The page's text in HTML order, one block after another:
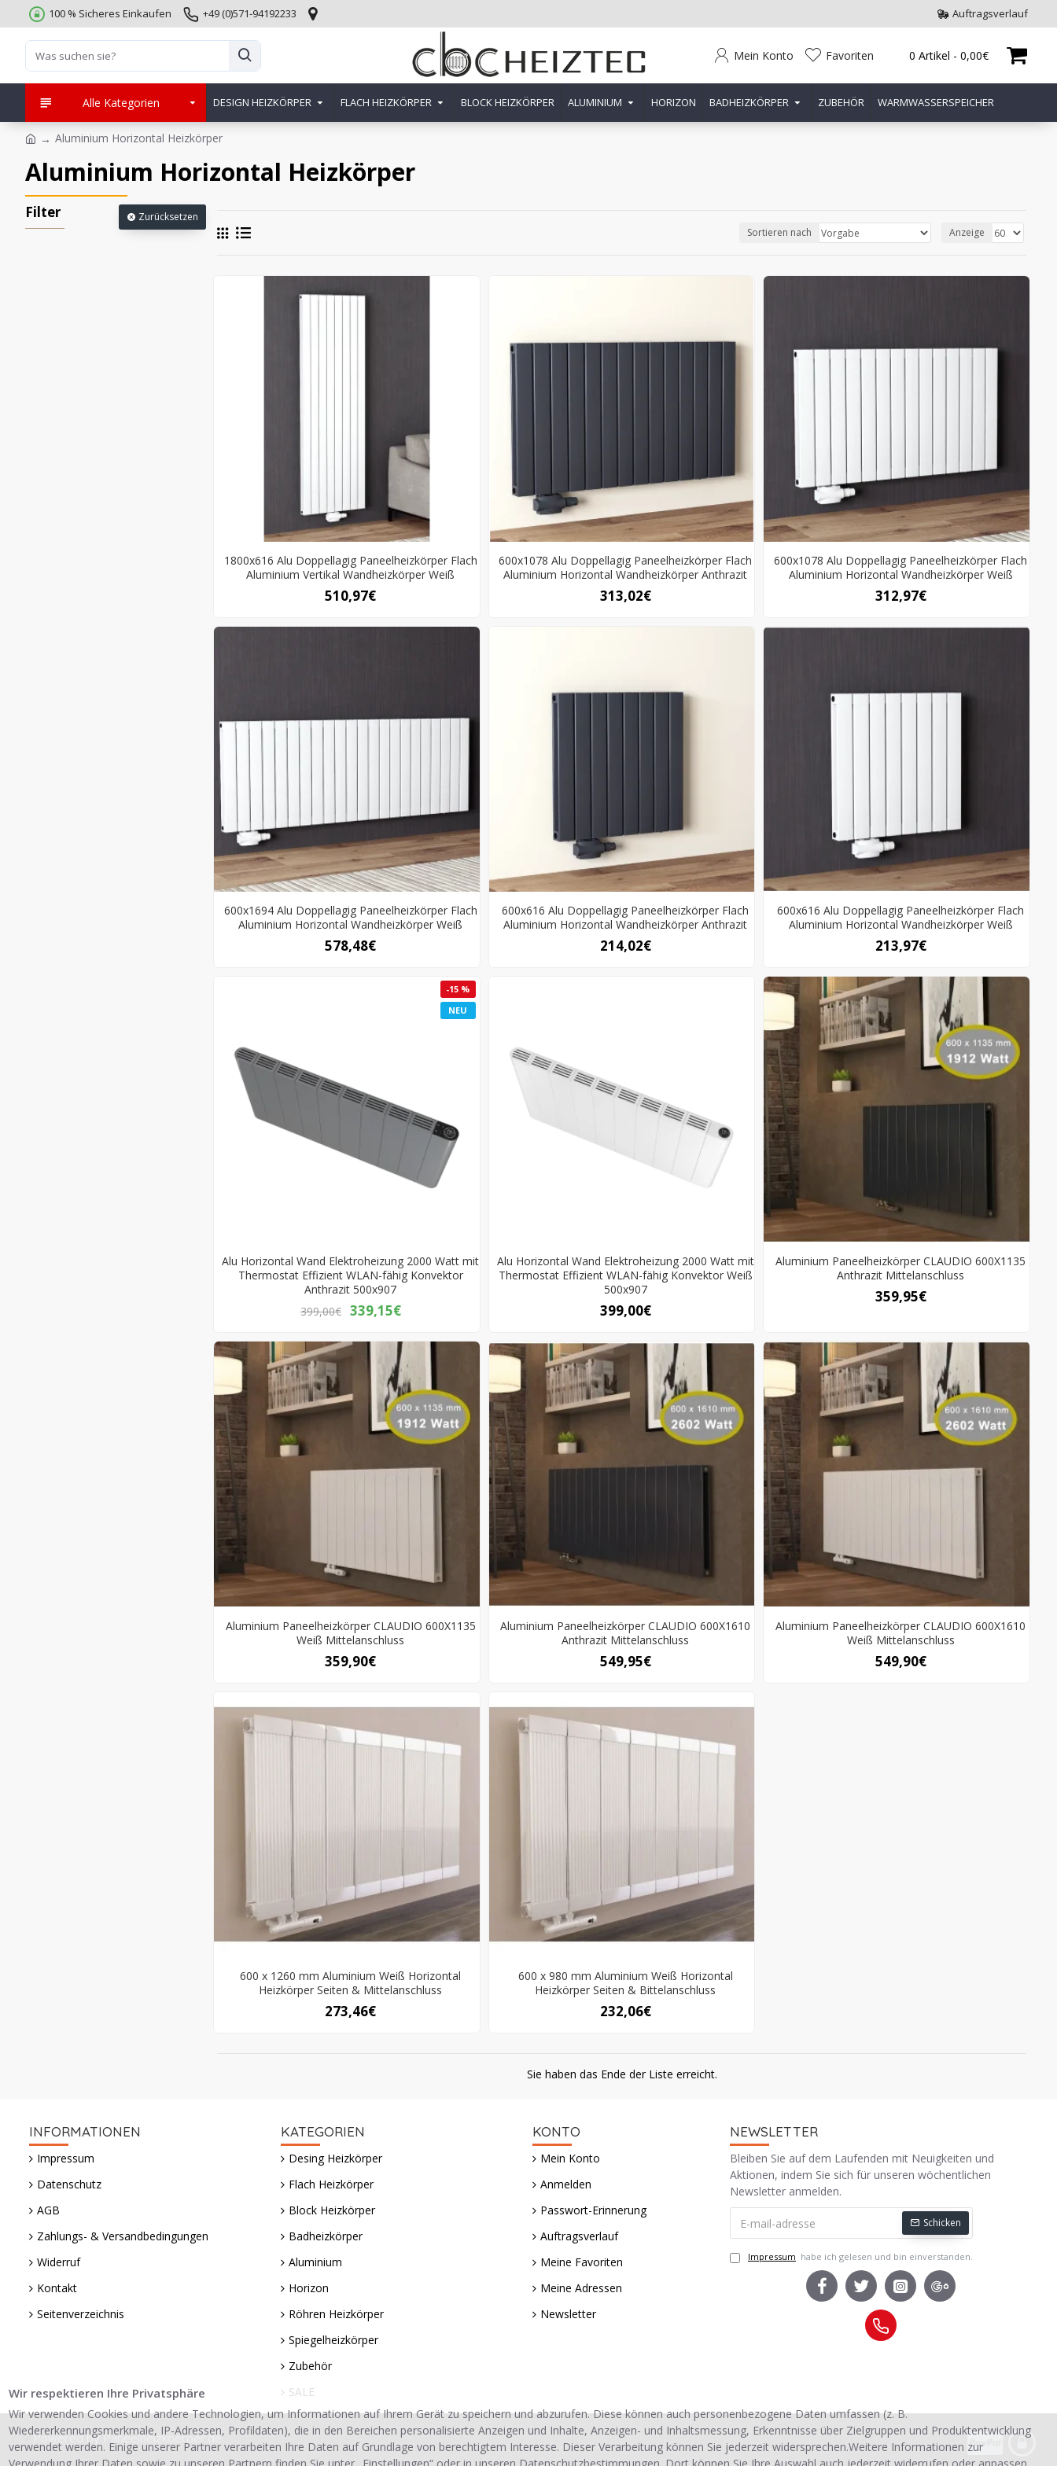
100 % Sicheres Einkaufen +49 (0)571-94192233 Auftragsverlauf
Mein Konto Favoriten 0 Artikel - 0,00€
Alle Kategorien DESIGN HEIZKÖRPER FLACH HEIZKÖRPER BLOCK HEIZKÖRPER ALUMINIUM HORIZON BADHEIZKÖRPER ZUBEHÖR WARMWASSERSPEICHER
Aluminium Horizontal Heizkörper
Aluminium Horizontal Heizkörper
Filter
Zurücksetzen
Sortieren nach
Anzeige
1800x616 Alu Doppellagig Paneelheizkörper Flach
Aluminium Vertikal Wandheizkörper Weiß
510,97€
600x1078 Alu Doppellagig Paneelheizkörper Flach
Aluminium Horizontal Wandheizkörper Anthrazit
313,02€
600x1078 Alu Doppellagig Paneelheizkörper Flach
Aluminium Horizontal Wandheizkörper Weiß
312,97€
600x1694 Alu Doppellagig Paneelheizkörper Flach
Aluminium Horizontal Wandheizkörper Weiß
578,48€
600x616 Alu Doppellagig Paneelheizkörper Flach
Aluminium Horizontal Wandheizkörper Anthrazit
214,02€
600x616 Alu Doppellagig Paneelheizkörper Flach
Aluminium Horizontal Wandheizkörper Weiß
213,97€
NEU
-15 %
Alu Horizontal Wand Elektroheizung 2000 Watt mit
Thermostat Effizient WLAN-fähig Konvektor
Anthrazit 500x907
399,00€ 339,15€
Alu Horizontal Wand Elektroheizung 2000 Watt mit
Thermostat Effizient WLAN-fähig Konvektor Weiß
500x907
399,00€
Aluminium Paneelheizkörper CLAUDIO 600X1135
Anthrazit Mittelanschluss
359,95€
Aluminium Paneelheizkörper CLAUDIO 600X1135
Weiß Mittelanschluss
359,90€
Aluminium Paneelheizkörper CLAUDIO 600X1610
Anthrazit Mittelanschluss
549,95€
Aluminium Paneelheizkörper CLAUDIO 600X1610
Weiß Mittelanschluss
549,90€
600 x 1260 mm Aluminium Weiß Horizontal
Heizkörper Seiten & Mittelanschluss
273,46€
600 x 980 mm Aluminium Weiß Horizontal
Heizkörper Seiten & Bittelanschluss
232,06€
Sie haben das Ende der Liste erreicht.
INFORMATIONEN
Impressum
Datenschutz
AGB
Zahlungs- & Versandbedingungen
Widerruf
Kontakt
Seitenverzeichnis
KATEGORIEN
Desing Heizkörper
Flach Heizkörper
Block Heizkörper
Badheizkörper
Aluminium
Horizon
Röhren Heizkörper
Spiegelheizkörper
Zubehör
SALE
KONTO
Mein Konto
Anmelden
Passwort-Erinnerung
Auftragsverlauf
Meine Favoriten
Meine Adressen
Newsletter
NEWSLETTER
Bleiben Sie auf dem Laufenden mit Neuigkeiten und
Aktionen, indem Sie sich für unseren wöchentlichen
Newsletter anmelden.
Schicken
Impressum habe ich gelesen und bin einverstanden.
Powered by Paneelheizkoerper.de
Wir respektieren Ihre Privatsphäre
Wir verwenden Cookies und andere Technologien, um Informationen auf Ihrem Gerät zu speichern und abzurufen. Diese können auch personenbezogene Daten umfassen (z. B.
Wiedererkennungsmerkmale, IP-Adressen, Profildaten), die in den Bereichen personalisierte Anzeigen und Inhalte, Anzeigen- und Inhaltsmessung, Erkenntnisse über Zielgruppen und Produktentwicklung
verwendet werden. Einige unserer Partner verarbeiten Ihre Daten auf Grundlage von berechtigtem Interesse. Dieser Verarbeitung können Sie jederzeit widersprechen.Weitere Informationen zur